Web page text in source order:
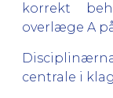
korrekt
overlæge A
centrale i